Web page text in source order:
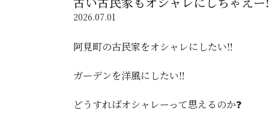
2026.07.01
阿見町の古民家をオシャレにしたい‼️
ガーデンを洋風にしたい‼️
どうすればオシャレーって思えるのか❓